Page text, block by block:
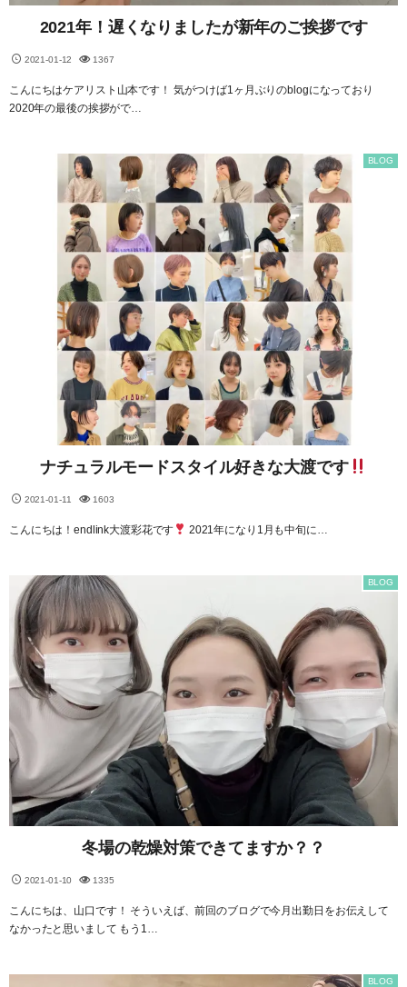
2021年！遅くなりましたが新年のご挨拶です
2021-01-12 1367
こんにちはケアリスト山本です！ 気がつけば1ヶ月ぶりのblogになっており
2020年の最後の挨拶がで…
ナチュラルモードスタイル好きな大渡です
2021-01-11
BLOG
1603
こんにちは！endlink大渡彩花です 2021年になり1月も中旬に…
冬場の乾燥対策できてますか？？
2021-01-10
BLOG
1335
こんにちは、山口です！ そういえば、前回のブログで今月出勤日をお伝えして
なかったと思いまして もう1…
BLOG